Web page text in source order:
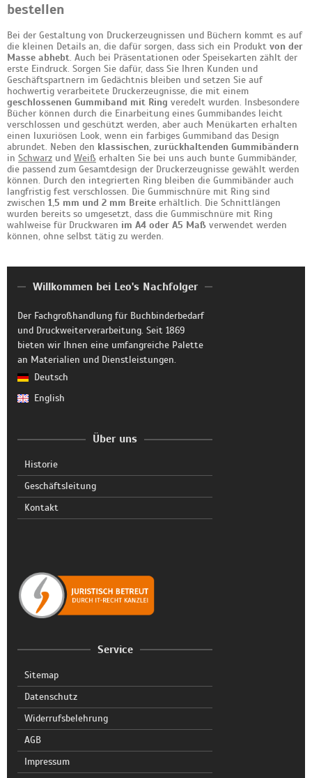
bestellen
Bei der Gestaltung von Druckerzeugnissen und Büchern kommt es auf
die kleinen Details an, die dafür sorgen, dass sich ein Produkt von der
Masse abhebt. Auch bei Präsentationen oder Speisekarten zählt der
erste Eindruck. Sorgen Sie dafür, dass Sie Ihren Kunden und
Geschäftspartnern im Gedächtnis bleiben und setzen Sie auf
hochwertig verarbeitete Druckerzeugnisse, die mit einem
geschlossenen Gummiband mit Ring veredelt wurden. Insbesondere
Bücher können durch die Einarbeitung eines Gummibandes leicht
verschlossen und geschützt werden, aber auch Menükarten erhalten
einen luxuriösen Look, wenn ein farbiges Gummiband das Design
abrundet. Neben den klassischen, zurückhaltenden Gummibändern
in Schwarz und Weiß erhalten Sie bei uns auch bunte Gummibänder,
die passend zum Gesamtdesign der Druckerzeugnisse gewählt werden
können. Durch den integrierten Ring bleiben die Gummibänder auch
langfristig fest verschlossen. Die Gummischnüre mit Ring sind
zwischen 1,5 mm und 2 mm Breite erhältlich. Die Schnittlängen
wurden bereits so umgesetzt, dass die Gummischnüre mit Ring
wahlweise für Druckwaren im A4 oder A5 Maß verwendet werden
können, ohne selbst tätig zu werden.
Willkommen bei Leo's Nachfolger
Der Fachgroßhandlung für Buchbinderbedarf
und Druckweiterverarbeitung. Seit 1869
bieten wir Ihnen eine umfangreiche Palette
an Materialien und Dienstleistungen.
Deutsch
English
Über uns
Historie
Geschäftsleitung
Kontakt
Service
Sitemap
Datenschutz
Widerrufsbelehrung
AGB
Impressum